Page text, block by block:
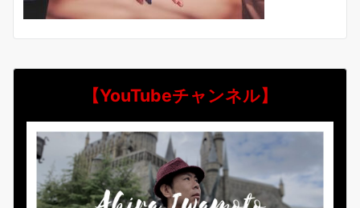
【YouTubeチャンネル】